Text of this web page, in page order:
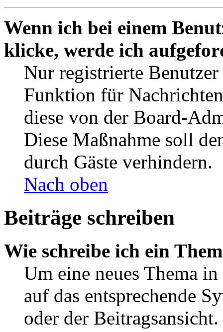
Wenn ich bei einem
klicke, werde ich
Nur registrierte
Funktion für
diese von der Board-
Diese Maßnahme soll
durch Gäste verhindern.
Nach oben
Beiträge schreiben
Wie schreibe ich ein
Um eine neues Thema
auf das entsprechende
oder der